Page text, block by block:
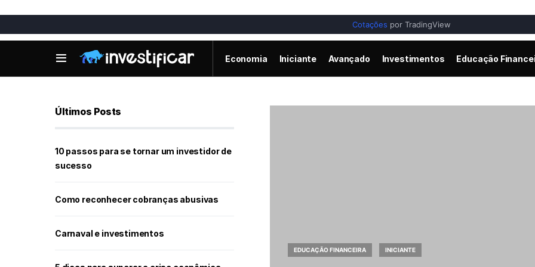
Cotações por TradingView
Economia Iniciante Avançado Investimentos Educação
EDUCAÇÃO FINANCEIRA INICIANTE
Últimos Posts
10 passos para se tornar um investidor de
sucesso
Como reconhecer cobranças abusivas
Carnaval e investimentos